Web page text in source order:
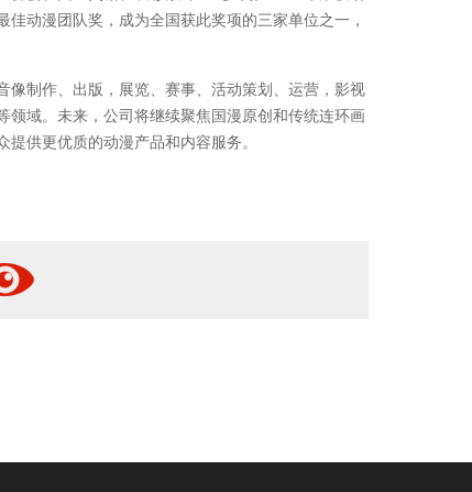
动漫团队奖，成为全国获此奖项的三家单位之一，
像制作、出版，展览、赛事、活动策划、运营，影视
域。未来，公司将继续聚焦国漫原创和传统连环画
供更优质的动漫产品和内容服务。